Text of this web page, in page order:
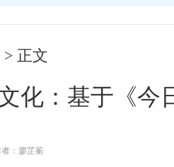
> 正文
化：基于《今
：廖芷蘅